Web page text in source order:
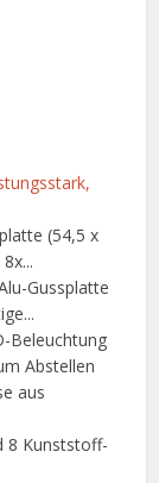
(54,5 x
Gussplatte
Beleuchtung
Abstellen
aus
8 Kunststoff-